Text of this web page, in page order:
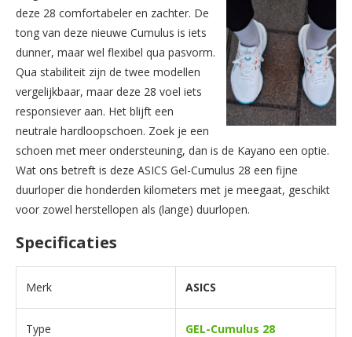
deze 28 comfortabeler en zachter. De
tong van deze nieuwe Cumulus is iets
dunner, maar wel flexibel qua pasvorm.
Qua stabiliteit zijn de twee modellen
vergelijkbaar, maar deze 28 voel iets
responsiever aan. Het blijft een
neutrale hardloopschoen. Zoek je een
schoen met meer ondersteuning, dan is de Kayano een optie.
Wat ons betreft is deze ASICS Gel-Cumulus 28 een fijne
duurloper die honderden kilometers met je meegaat, geschikt
voor zowel herstellopen als (lange) duurlopen.
Specificaties
Merk ASICS
Type GEL-Cumulus 28